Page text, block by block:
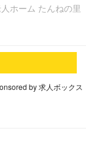
ホーム たんねの里
by 求人ボックス